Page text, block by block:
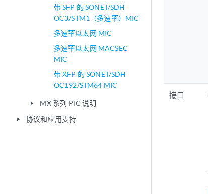
带 SFP 的 SONET/SDH
OC3/STM1（多速率）MIC
多速率以太网 MIC
多速率以太网 MACSEC
MIC
带 XFP 的 SONET/SDH
OC192/STM64 MIC
play_arrow MX 系列 PIC 说明
play_arrow 协议和应用支持
接口